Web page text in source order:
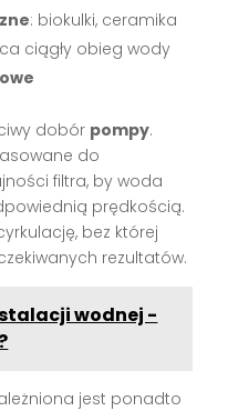
: biokulki, ceramika
ciągły obieg wody
dobór pompy.
do
filtra, by woda
prędkością.
bez której
rezultatów.
wodnej -
jest ponadto